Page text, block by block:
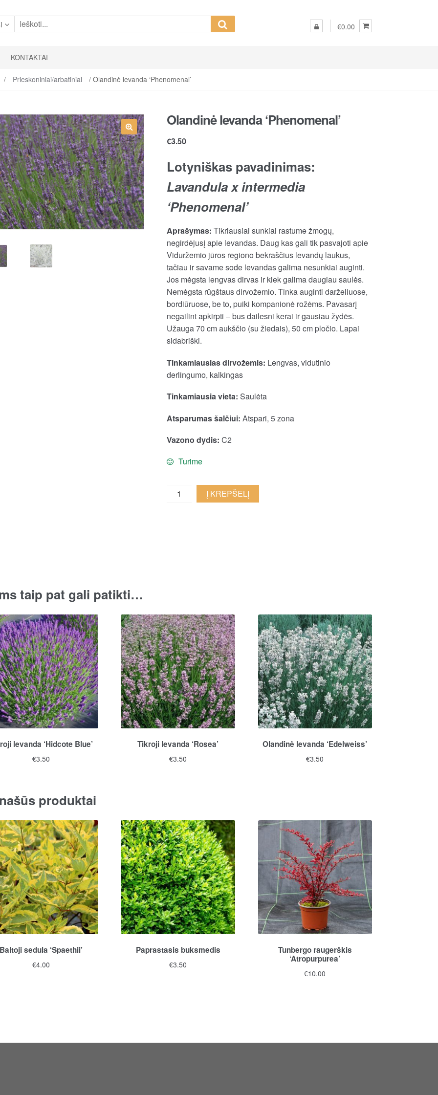
€0.00
KONTAKTAI
/ Prieskoniniai/arbatiniai / Olandinė levanda ‘Phenomenal’
Olandinė levanda ‘Phenomenal’
€3.50
Lotyniškas pavadinimas:
Lavandula x intermedia
‘Phenomenal’
Aprašymas: Tikriausiai sunkiai rastume žmogų,
negirdėjusį apie levandas. Daug kas gali tik pasvajoti apie
Viduržemio jūros regiono bekraščius levandų laukus,
tačiau ir savame sode levandas galima nesunkiai auginti.
Jos mėgsta lengvas dirvas ir kiek galima daugiau saulės.
Nemėgsta rūgštaus dirvožemio. Tinka auginti darželiuose,
bordiūruose, be to, puiki kompanionė rožėms. Pavasarį
negailint apkirpti – bus dailesni kerai ir gausiau žydės.
Užauga 70 cm aukščio (su žiedais), 50 cm pločio. Lapai
sidabriški.
Tinkamiausias dirvožemis: Lengvas, vidutinio
derlingumo, kalkingas
Tinkamiausia vieta: Saulėta
Atsparumas šalčiui: Atspari, 5 zona
Vazono dydis: C2
Turime
Olandinė
Į KREPŠELĮ
taip pat gali patikti…
levanda ‘Hidcote Blue’
€3.50
Tikroji levanda ‘Rosea’
€3.50
Olandinė levanda ‘Edelweiss’
€3.50
produktai
sedula ‘Spaethii’
€4.00
Paprastasis buksmedis
€3.50
Tunbergo raugerškis
‘Atropurpurea’
€10.00